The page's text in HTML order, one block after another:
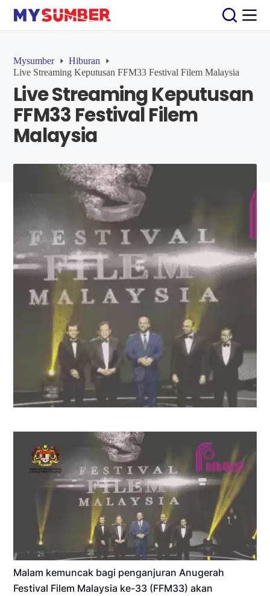
S
k
o
c
o
e
n
Mysumber
Hiburan
Live Streaming Keputusan FFM33 Festival Filem Malaysia
Live Streaming Keputusan
FFM33 Festival Filem
Malaysia
Malam kemuncak bagi penganjuran Anugerah
Festival Filem Malaysia ke-33 (FFM33) akan